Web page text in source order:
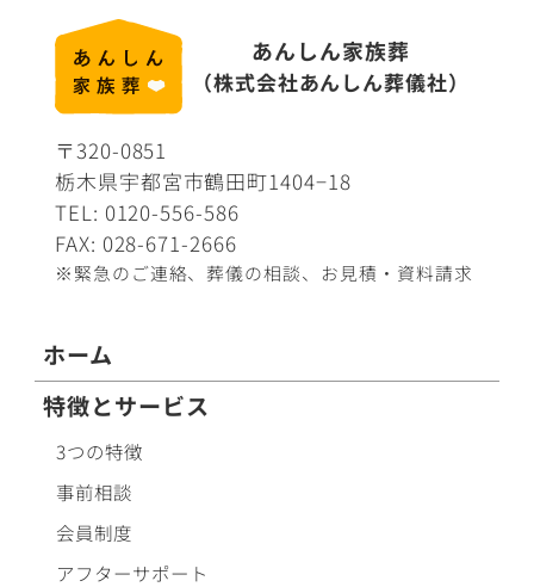
あんしん家族葬
（株式会社あんしん葬儀社）
〒320-0851
栃木県宇都宮市鶴田町1404−18
TEL: 0120-556-586
FAX: 028-671-2666
※緊急のご連絡、葬儀の相談、 お見積・資料請求
ホーム
特徴とサービス
3つの特徴
事前相談
会員制度
アフターサポート